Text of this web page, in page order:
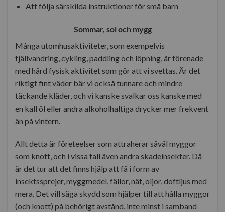
Att följa särskilda instruktioner för små barn
Sommar, sol och mygg
Många utomhusaktiviteter, som exempelvis
fjällvandring, cykling, paddling och löpning, är förenade
med hård fysisk aktivitet som gör att vi svettas. Är det
riktigt fint väder bär vi också tunnare och mindre
täckande kläder, och vi kanske svalkar oss kanske med
en kall öl eller andra alkoholhaltiga drycker mer frekvent
än på vintern.
Allt detta är företeelser som attraherar såväl myggor
som knott, och i vissa fall även andra skadeinsekter. Då
är det tur att det finns hjälp att få i form av
insektssprejer, myggmedel, fällor, nät, oljor, doftljus med
mera. Det vill säga skydd som hjälper till att hålla myggor
(och knott) på behörigt avstånd, inte minst i samband